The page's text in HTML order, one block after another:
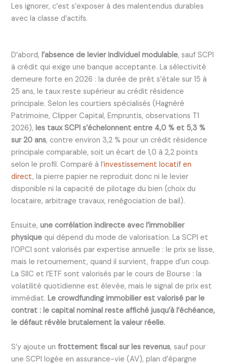
Les ignorer, c’est s’exposer à des malentendus durables
avec la classe d’actifs.
D’abord,l’absence de levier individuel modulable, sauf SCPI
à crédit qui exige une banque acceptante. La sélectivité
demeure forte en 2026 : la durée de prêt s’étale sur 15 à
25 ans, le taux reste supérieur au crédit résidence
principale. Selon les courtiers spécialisés (Hagnéré
Patrimoine, Clipper Capital, Empruntis, observations T1
2026),les taux SCPI s’échelonnent entre 4,0 % et 5,3 %
sur 20 ans, contre environ 3,2 % pour un crédit résidence
principale comparable, soit un écart de 1,0 à 2,2 points
selon le profil. Comparé à l’investissement locatif en
direct, la pierre papier ne reproduit donc ni le levier
disponible ni la capacité de pilotage du bien (choix du
locataire, arbitrage travaux, renégociation de bail).
Ensuite,une corrélation indirecte avec l’immobilier
physique qui dépend du mode de valorisation. La SCPI et
l’OPCI sont valorisés par expertise annuelle : le prix se lisse,
mais le retournement, quand il survient, frappe d’un coup.
La SIIC et l’ETF sont valorisés par le cours de Bourse : la
volatilité quotidienne est élevée, mais le signal de prix est
immédiat.Le crowdfunding immobilier est valorisé par le
contrat : le capital nominal reste affiché jusqu’à l’échéance,
le défaut révèle brutalement la valeur réelle.
S’y ajoute unfrottement fiscal sur les revenus, sauf pour
une SCPI logée en assurance-vie (AV), plan d’épargne